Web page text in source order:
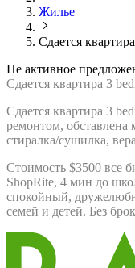
Жилье
Сдается
Не активное
Сдается квартира 3
Сдается квартира 3
ремонтом, обставлена
стиралка/сушилка,
Стоимость $3500 все
ShopRite, 4 мин до
спокойный,
семей и детей. Без